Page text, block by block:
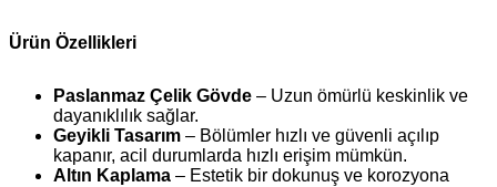
Ürün Özellikleri
Paslanmaz Çelik Gövde – Uzun ömürlü keskinlik ve
dayanıklılık sağlar.
Geyikli Tasarım – Bölümler hızlı ve güvenli açılıp
kapanır, acil durumlarda hızlı erişim mümkün.
Altın Kaplama – Estetik bir dokunuş ve korozyona